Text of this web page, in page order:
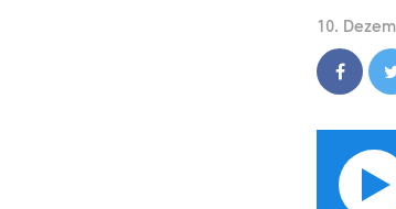
10.
Wie persönliche